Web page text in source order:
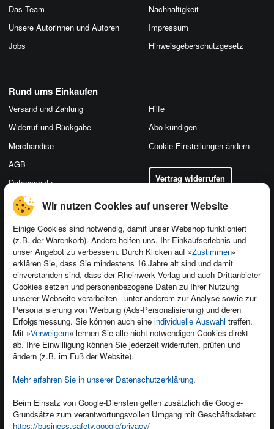
Wir nutzen Cookies auf unserer Website
Einige Cookies sind notwendig, damit unser Webshop funktioniert
(z.B. der Warenkorb). Andere helfen uns, Ihr Einkaufserlebnis und
unser Angebot zu verbessern. Durch Klicken auf »Zustimmen«
erklären Sie, dass Sie mindestens 16 Jahre alt sind und damit
einverstanden sind, dass der Rheinwerk Verlag und auch Drittanbieter
Cookies setzen und personenbezogene Daten zu Ihrer Nutzung
unserer Webseite verarbeiten - unter anderem zur Analyse sowie zur
Personalisierung von Werbung (Ads-Personalisierung) und deren
Erfolgsmessung. Sie können auch eine individuelle Auswahl treffen.
Mit »Verweigern« lehnen Sie alle nicht notwendigen Cookies direkt
ab. Ihre Einwilligung können Sie jederzeit widerrufen, prüfen und
ändern (z.B. im Fuß der Website).
Mehr erfahren Sie in unserer Datenschutzerklärung.
Beim Einsatz von Google-Diensten gelten zusätzlich die Google-
Grundsätze zum verantwortungsvollen Umgang mit Geschäftsdaten:
https://business.safety.google/privacy/
Das Team
Unsere Autorinnen und Autoren
Jobs
Nachhaltigkeit
Impressum
Hinweis­geber­schutz­gesetz
Kontakt
Newsletter
Für Unternehmen
Presseservice
Dozentenservice
Produktfeedback
Foreign Rights
Ein Buch schreiben
Rund ums Einkaufen
Versand und Zahlung
Widerruf und Rückgabe
Merchandise
AGB
Datenschutz
Hilfe
Abo kündigen
Cookie-Einstellungen ändern
Vertrag widerrufen
Kundenservice
Wir sind gerne für Sie da!
service@rheinwerk-verlag.de